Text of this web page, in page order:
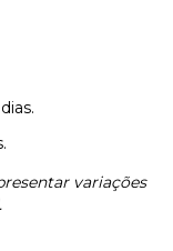
variações